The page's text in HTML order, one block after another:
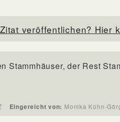
veröffentlichen? Hier
Stammhäuser, der Rest
Eingereicht von: Monika Kühn-